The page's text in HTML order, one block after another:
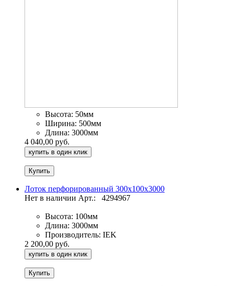
Высота: 50мм
Ширина: 500мм
Длина: 3000мм
4 040,00 руб.
купить в один клик
Лоток перфорированный 300х100х3000
Нет в наличии Арт.: 4294967
Высота: 100мм
Длина: 3000мм
Производитель: IEK
2 200,00 руб.
купить в один клик